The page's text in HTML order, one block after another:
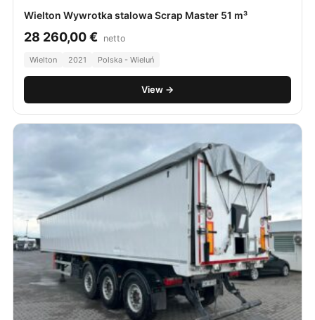
Wielton Wywrotka stalowa Scrap Master 51 m³
28 260,00€ netto
Wielton 2021 Polska - Wieluń
View →